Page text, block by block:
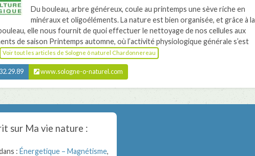
Du bouleau, arbre généreux, coule au printemps une sève riche en
minéraux et oligoéléments. La nature est bien organisée, et grâce à la
elle nous fournit de quoi effectuer le nettoyage de nos cellules aux
de saison Printemps automne, où l’activité physiologique générale s’est
Voir tout les articles de Sologne ô naturel Chardonnereau
www.sologne-o-naturel.com
sur Ma vie nature :
: Énergetique – Magnétisme,